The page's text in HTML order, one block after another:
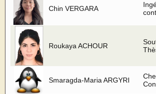
Chin VERGARA
Roukaya ACHOUR
Smaragda-Maria ARGYRI